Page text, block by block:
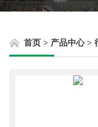
首页 > 产品中心>